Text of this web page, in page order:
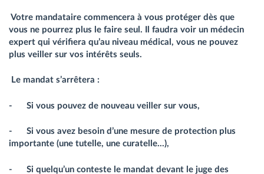
Votre mandataire commencera à vous protéger dès que
vous ne pourrez plus le faire seul. Il faudra voir un médecin
expert qui vérifiera qu’au niveau médical, vous ne pouvez
plus veiller sur vos intérêts seuls.
Le mandat s’arrêtera :
- Si vous pouvez de nouveau veiller sur vous,
- Si vous avez besoin d’une mesure de protection plus
importante (une tutelle, une curatelle…),
- Si quelqu’un conteste le mandat devant le juge des